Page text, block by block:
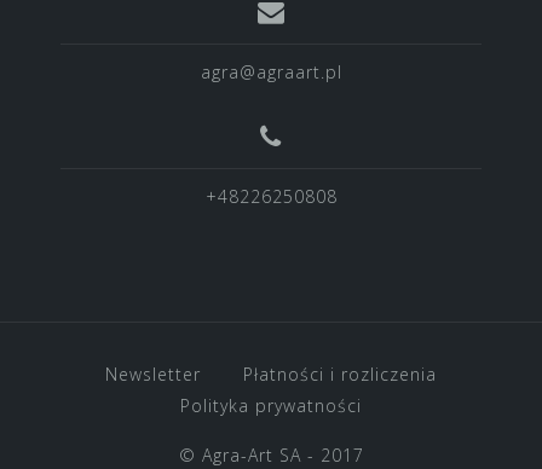
agra@agraart.pl
+48226250808
Newsletter
Płatności i rozliczenia
Polityka prywatności
© Agra-Art SA - 2017